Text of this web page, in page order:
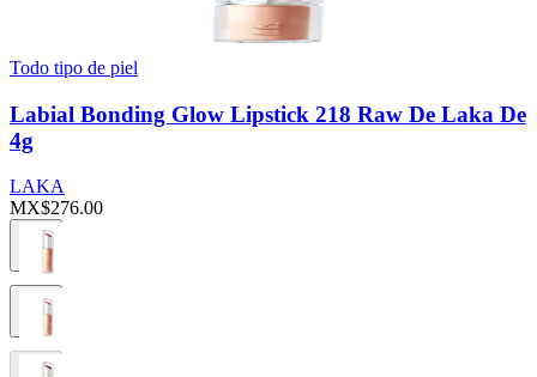
Todo tipo de piel
Labial Bonding Glow Lipstick 218 Raw De Laka De
4g
LAKA
MX$276.00